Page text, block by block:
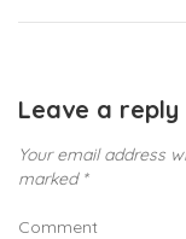
Leave a reply
Your email address
marked *
Comment